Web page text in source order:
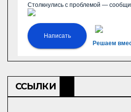
Столкнулись с проблемой —
Написать
Решаем
ССЫЛКИ